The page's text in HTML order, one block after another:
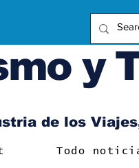
y
de los
Todo